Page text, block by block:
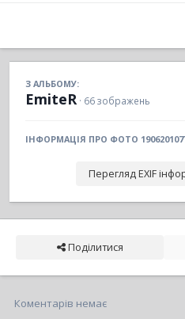
З АЛЬБОМУ:
EmiteR · 66 зображень
ІНФОРМАЦІЯ ПРО ФОТО
Перегляд EXIF
Поділитися
Коментарів немає